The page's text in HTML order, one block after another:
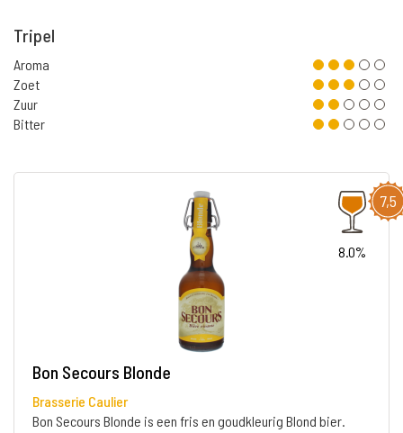
Tripel
Aroma
Zoet
Zuur
Bitter
7,5
8.0%
Bon Secours Blonde
Brasserie Caulier
Bon Secours Blonde is een fris en goudkleurig Blond bier.